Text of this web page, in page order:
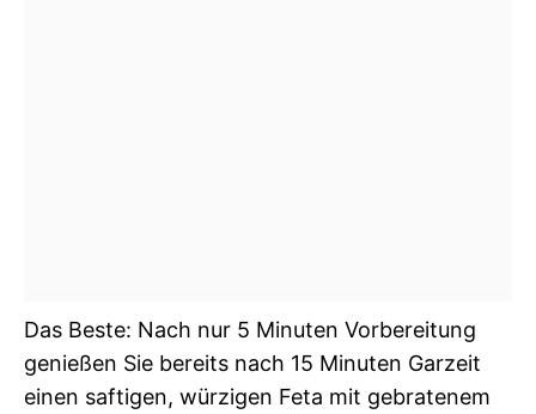
Das Beste: Nach nur 5 Minuten Vorbereitung
genießen Sie bereits nach 15 Minuten Garzeit
einen saftigen, würzigen Feta mit gebratenem